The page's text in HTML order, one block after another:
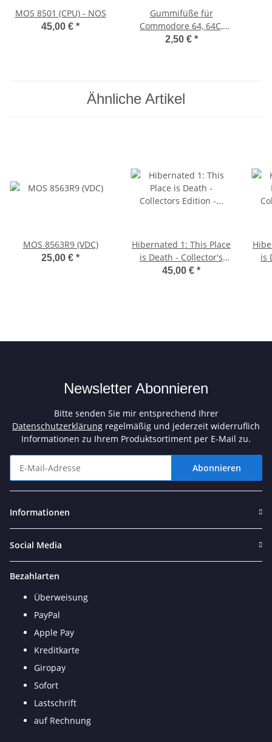
MOS 8501 (CPU) - NOS
45,00 € *
Gummifüße für
Commodore 64, 64C,
128, 16, 116, Plus/4, VC
2,50 € *
Ähnliche Artikel
MOS 8563R9 (VDC)
25,00 € *
Hibernated 1: This Place
is Death - Collector's
Edition - All in One
45,00 € *
is
Newsletter Abonnieren
Bitte senden Sie mir entsprechend Ihrer
Datenschutzerklärung regelmäßig und jederzeit widerruflich
Informationen zu Ihrem Produktsortiment per E-Mail zu.
Abonnieren
Informationen
Social Media
Bezahlarten
Überweisung
PayPal
Apple Pay
Kreditkarte
Giropay
Sofort
Lastschrift
auf Rechnung